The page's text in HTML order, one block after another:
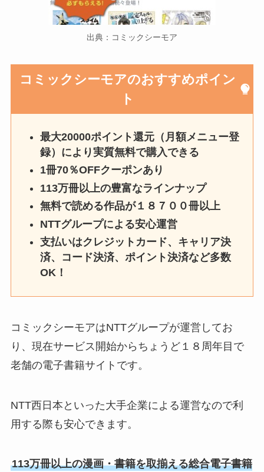
出典：コミックシーモア
コミックシーモアのおすすめポイン
ト
最大20000ポイント還元（月額メニュー登
録）により実質無料で購入できる
1冊70％OFFクーポンあり
113万冊以上の豊富なラインナップ
無料で読める作品が１８７００冊以上
NTTグループによる安心運営
支払いはクレジットカード、キャリア決
済、コード決済、ポイント決済など多数
OK！
コミックシーモアはNTTグループが運営してお
り、現在サービス開始からちょうど１８周年目で
老舗の電子書籍サイトです。
NTT西日本といった大手企業による運営なので利
用する際も安心できます。
113万冊以上の漫画・書籍を取揃える総合電子書籍